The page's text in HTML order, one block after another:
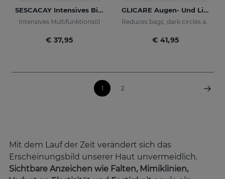
SESCACAY Intensives Bio-Öl
Intensives Multifunktionsöl
€ 37,95
GLICARE Augen- Und Lippenkonturengel
Reduces bags, dark circles and puffiness
€ 41,95
1 2
Mit dem Lauf der Zeit verändert sich das
Erscheinungsbild unserer Haut unvermeidlich.
Sichtbare Anzeichen wie Falten, Mimiklinien,